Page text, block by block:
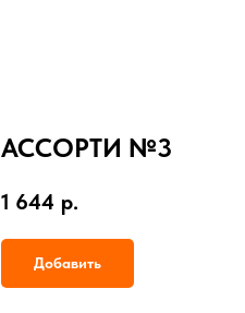
АССОРТИ №3
1 644 р.
Добавить